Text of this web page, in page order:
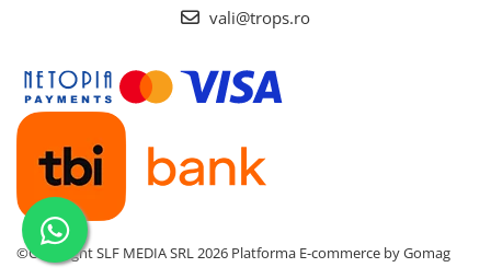
vali@trops.ro
©Copyright SLF MEDIA SRL 2026 Platforma E-commerce by Gomag